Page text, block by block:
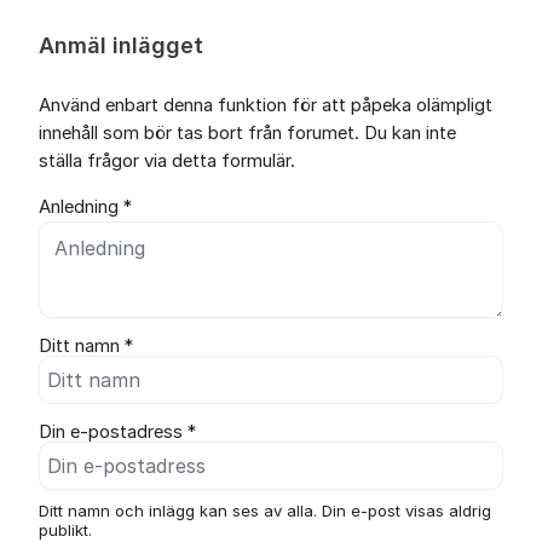
Anmäl inlägget
Använd enbart denna funktion för att påpeka olämpligt
innehåll som bör tas bort från forumet. Du kan inte
ställa frågor via detta formulär.
Anledning *
Ditt namn *
Din e-postadress *
Ditt namn och inlägg kan ses av alla. Din e-post visas aldrig
publikt.